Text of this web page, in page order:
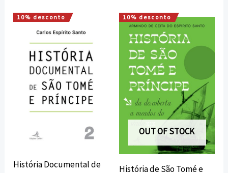
10% desconto
História Documental de
O
preço
original
era:
30,00 €.
O
preço
atual
é:
27,00 €.
10% desconto
OUT OF STOCK
História de São Tomé e
O
preço
original
era:
20,00 €.
O
atual
é:
18,00 €.